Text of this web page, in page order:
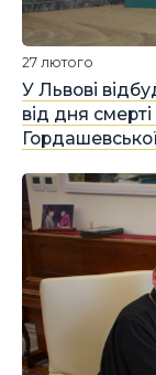
У Львові
від дня
27 лютого